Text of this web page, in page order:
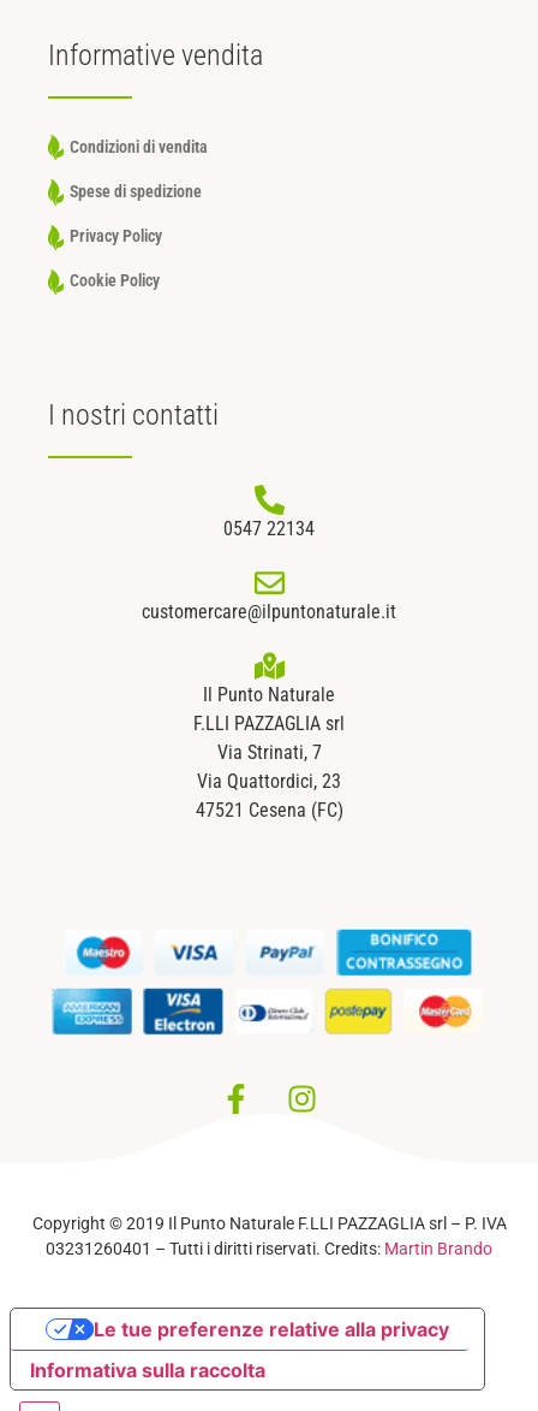
Informative vendita
Condizioni di vendita
Spese di spedizione
Privacy Policy
Cookie Policy
I nostri contatti
0547 22134
customercare@ilpuntonaturale.it
Il Punto Naturale
F.LLI PAZZAGLIA srl
Via Strinati, 7
Via Quattordici, 23
47521 Cesena (FC)
Copyright © 2019 Il Punto Naturale F.LLI PAZZAGLIA srl – P. IVA
03231260401 – Tutti i diritti riservati. Credits: Martin Brando
Informativa sulla raccolta
Le tue preferenze relative alla privacy